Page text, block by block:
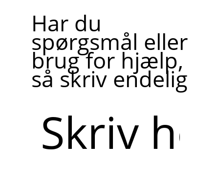
Har du
spørgsmål eller
brug for hjælp,
så skriv endelig
her